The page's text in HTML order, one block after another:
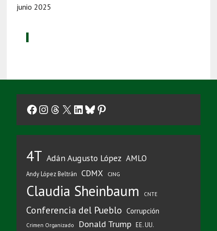
junio 2025
Facebook
Instagram
Threads
X LinkedIn
Bluesky
Pinterest
4T Adán Augusto López AMLO
Andy López Beltrán CDMX CJNG
Claudia Sheinbaum CNTE
Conferencia del Pueblo Corrupción
Crimen Organizado Donald Trump EE. UU.